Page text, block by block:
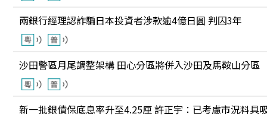
兩銀行經理認詐騙日本投資者涉款逾4億日圓 判囚3年
沙田警區月尾調整架構 田心分區將併入沙田及馬鞍山分區
新一批銀債保底息率升至4.25厘 許正宇：已考慮市況料具